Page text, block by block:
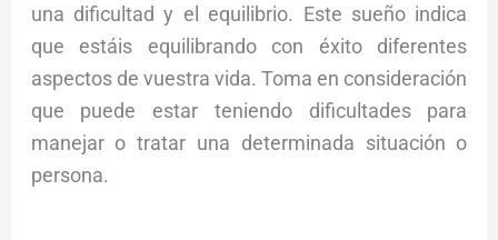
una dificultad y el equilibrio. Este sueño indica
que estáis equilibrando con éxito diferentes
aspectos de vuestra vida. Toma en consideración
que puede estar teniendo dificultades para
manejar o tratar una determinada situación o
persona.